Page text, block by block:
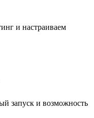
и настраиваем
запуск и возможность